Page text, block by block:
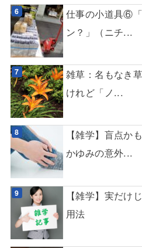
仕事の小道具⑥
ン？」（ニチ...
雑草：名もなき
けれど「ノ...
【雑学】盲点か
かゆみの意外...
【雑学】実だけ
用法